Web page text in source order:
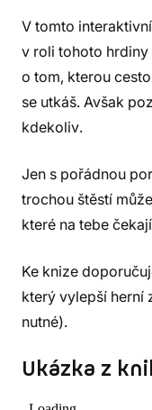
V tomto
v roli tohoto hrdiny
o tom, kterou
se utkáš. Avšak
kdekoliv.
Jen s pořádnou
trochou štěstí
které na tebe
Ke knize
který vylepší herní
nutné).
Ukázka z